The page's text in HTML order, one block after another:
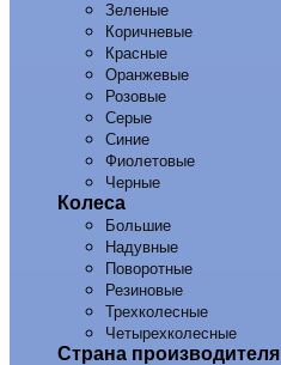
Зеленые
Коричневые
Красные
Оранжевые
Розовые
Серые
Синие
Фиолетовые
Черные
Колеса
Большие
Надувные
Поворотные
Резиновые
Трехколесные
Четырехколесные
Страна производителя